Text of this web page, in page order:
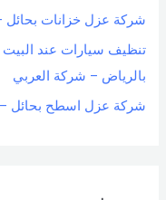
شركة عزل خزانات بحائل – 0551154864 اتصل بنا – شركة
تنظيف سيارات عند البيت
بالرياض – شركة العربي
شركة عزل اسطح بحائل – 0551154864 اتصل بنا – شركة